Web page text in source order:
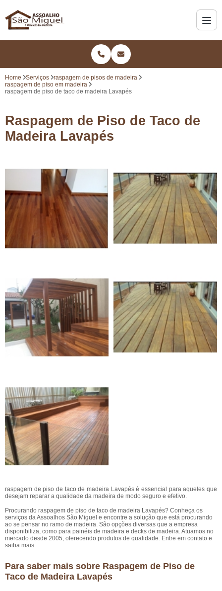
Home Serviços
raspagem de pisos de madeira
raspagem de piso em madeira
raspagem de piso de taco de madeira Lavapés
Raspagem de Piso de Taco de
Madeira Lavapés
raspagem de piso de taco de madeira Lavapés é essencial para aqueles que
desejam reparar a qualidade da madeira de modo seguro e efetivo.
Procurando raspagem de piso de taco de madeira Lavapés? Conheça os
serviços da Assoalhos São Miguel e encontre a solução que está procurando
ao se pensar no ramo de madeira. São opções diversas que a empresa
disponibiliza, como para painéis de madeira e decks de madeira. Atuamos no
mercado desde 2005, oferecendo produtos de qualidade. Entre em contato e
saiba mais.
Para saber mais sobre Raspagem de Piso de
Taco de Madeira Lavapés